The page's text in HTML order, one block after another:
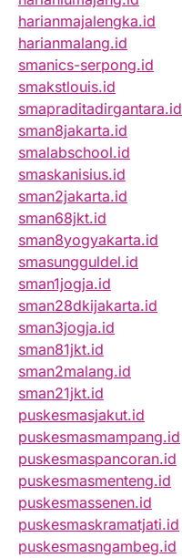
harianmajalengka.id
harianmalang.id
smanics-serpong.id
smakstlouis.id
smapraditadirgantara.id
sman8jakarta.id
smalabschool.id
smaskanisius.id
sman2jakarta.id
sman68jkt.id
sman8yogyakarta.id
smasungguldel.id
sman1jogja.id
sman28dkijakarta.id
sman3jogja.id
sman81jkt.id
sman2malang.id
sman21jkt.id
puskesmasjakut.id
puskesmasmampang.id
puskesmaspancoran.id
puskesmasmenteng.id
puskesmassenen.id
puskesmaskramatjati.id
puskesmasngambeg.id